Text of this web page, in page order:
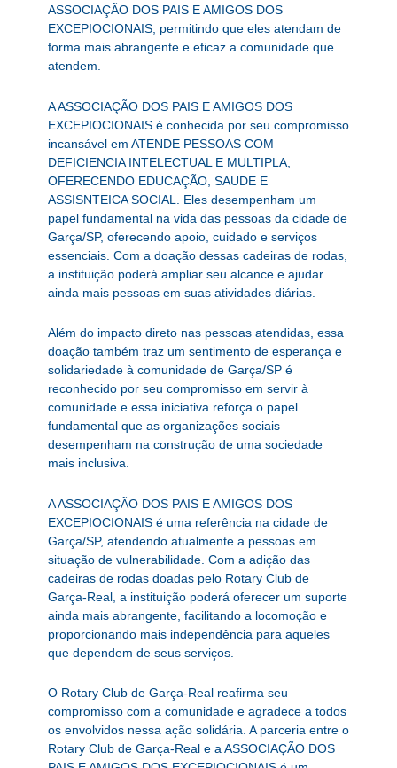
ASSOCIAÇÃO DOS PAIS E AMIGOS DOS
EXCEPIOCIONAIS, permitindo que eles atendam de
forma mais abrangente e eficaz a comunidade que
atendem.
A ASSOCIAÇÃO DOS PAIS E AMIGOS DOS
EXCEPIOCIONAIS é conhecida por seu compromisso
incansável em ATENDE PESSOAS COM
DEFICIENCIA INTELECTUAL E MULTIPLA,
OFERECENDO EDUCAÇÃO, SAUDE E
ASSISNTEICA SOCIAL. Eles desempenham um
papel fundamental na vida das pessoas da cidade de
Garça/SP, oferecendo apoio, cuidado e serviços
essenciais. Com a doação dessas cadeiras de rodas,
a instituição poderá ampliar seu alcance e ajudar
ainda mais pessoas em suas atividades diárias.
Além do impacto direto nas pessoas atendidas, essa
doação também traz um sentimento de esperança e
solidariedade à comunidade de Garça/SP é
reconhecido por seu compromisso em servir à
comunidade e essa iniciativa reforça o papel
fundamental que as organizações sociais
desempenham na construção de uma sociedade
mais inclusiva.
A ASSOCIAÇÃO DOS PAIS E AMIGOS DOS
EXCEPIOCIONAIS é uma referência na cidade de
Garça/SP, atendendo atualmente a pessoas em
situação de vulnerabilidade. Com a adição das
cadeiras de rodas doadas pelo Rotary Club de
Garça-Real, a instituição poderá oferecer um suporte
ainda mais abrangente, facilitando a locomoção e
proporcionando mais independência para aqueles
que dependem de seus serviços.
O Rotary Club de Garça-Real reafirma seu
compromisso com a comunidade e agradece a todos
os envolvidos nessa ação solidária. A parceria entre o
Rotary Club de Garça-Real e a ASSOCIAÇÃO DOS